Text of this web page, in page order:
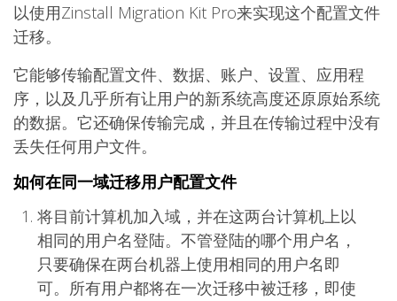
以使用Zinstall Migration Kit Pro来实现这个配置文件
迁移。
它能够传输配置文件、数据、账户、设置、应用程
序，以及几乎所有让用户的新系统高度还原原始系统
的数据。它还确保传输完成，并且在传输过程中没有
丢失任何用户文件。
如何在同一域迁移用户配置文件
将目前计算机加入域，并在这两台计算机上以
相同的用户名登陆。不管登陆的哪个用户名，
只要确保在两台机器上使用相同的用户名即
可。所有用户都将在一次迁移中被迁移，即使